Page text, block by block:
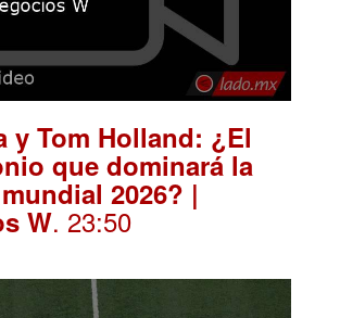
y Tom Holland: ¿El
que dominará la
2026? |
W. 23:50